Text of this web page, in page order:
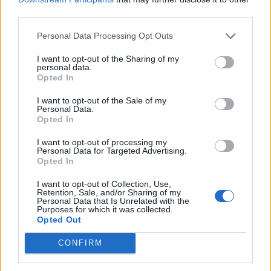
Personal Data Processing Opt Outs
I want to opt-out of the Sharing of my
personal data.
Opted In
I want to opt-out of the Sale of my
Personal Data.
Opted In
I want to opt-out of processing my
Personal Data for Targeted Advertising.
Opted In
I want to opt-out of Collection, Use,
Retention, Sale, and/or Sharing of my
Personal Data that Is Unrelated with the
Purposes for which it was collected.
Opted Out
CONFIRM
με τις τιμές τους να αγγίζουν έως και τα 100.000
δολάρια στη δευτερογενή αγορά.
κλίμακα του Daytona χαραγμένη στη στεφάνη,
μηχανισμό 4130 με απόθεμα ισχύος 72 ωρών.
Είναι επίσης αδιάβροχο στα 100 μέτρα και
φοριέται με ιμάντα Oysterflex (από μαύρο
ελαστομερές της Rolex) με τη ρύθμιση Easylink.
Διαβάστε επίσης:Wimbledon: 9